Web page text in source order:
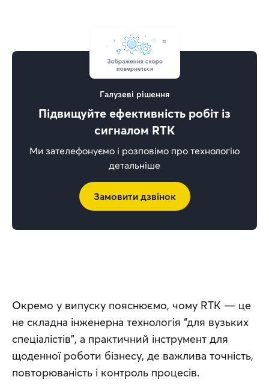
Галузеві рішення
Підвищуйте ефективність робіт із
сигналом RTK
Ми зателефонуємо і розповімо про технологію
детальніше
Замовити дзвінок
Окремо у випуску пояснюємо, чому RTK — це
не складна інженерна технологія “для вузьких
спеціалістів”, а практичний інструмент для
щоденної роботи бізнесу, де важлива точність,
повторюваність і контроль процесів.